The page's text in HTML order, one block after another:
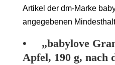
Artikel der dm-Marke
angegebenen
• „babylove
Apfel, 190 g, nach